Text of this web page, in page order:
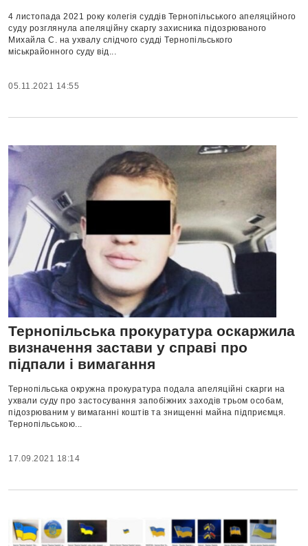
4 листопада 2021 року колегія суддів Тернопільського апеляційного
суду розглянула апеляційну скаргу захисника підозрюваного
Михайла С. на ухвалу слідчого судді Тернопільського
міськрайонного суду від...
05.11.2021 14:55
Тернопільська прокуратура оскаржила
визначення застави у справі про
підпали і вимагання
Тернопільська окружна прокуратура подала апеляційні скарги на
ухвали суду про застосування запобіжних заходів трьом особам,
підозрюваним у вимаганні коштів та знищенні майна підприємця.
Тернопільською...
17.09.2021 18:14